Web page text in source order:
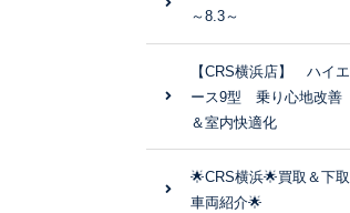
～8.3～
【CRS横浜店】 ハイエ
ース9型 乗り心地改善
＆室内快適化
🌟CRS横浜🌟買取＆下取
車両紹介🌟